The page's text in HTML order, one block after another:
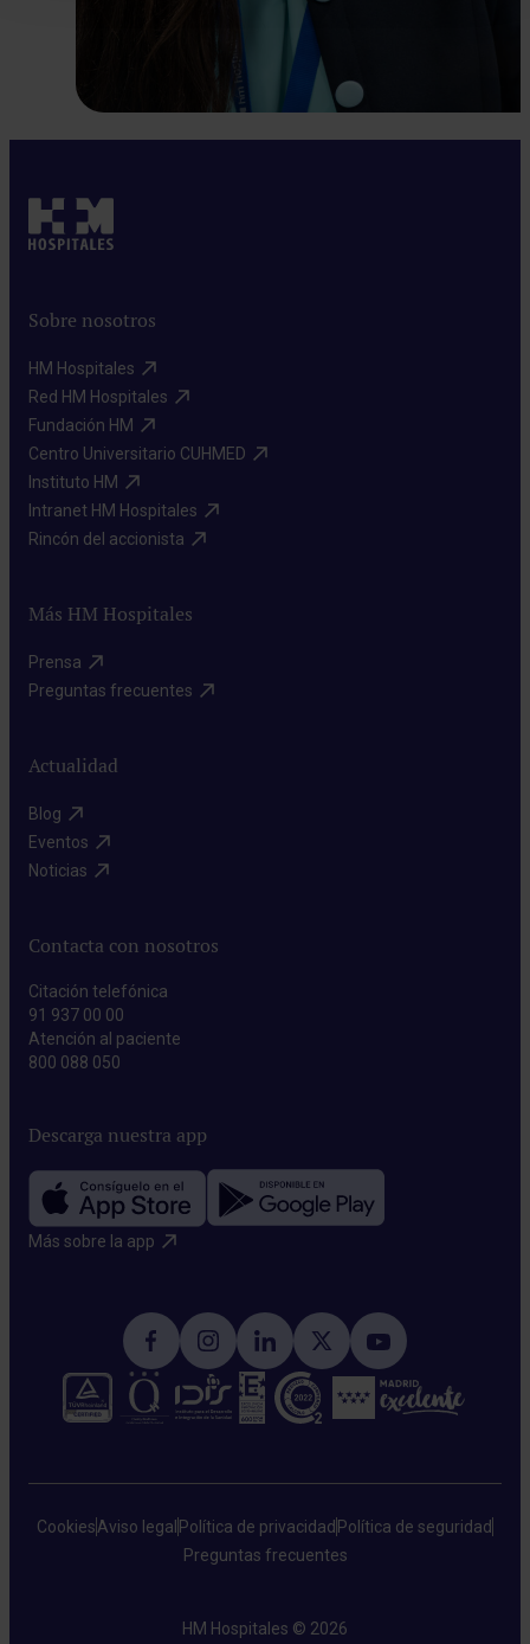
Sobre nosotros
HM Hospitales​
Red HM Hospitales​
Fundación HM​
Centro Universitario CUHMED​
Instituto HM​
Intranet HM Hospitales​
Rincón del accionista​
Más HM Hospitales
Prensa​
Preguntas frecuentes​
Actualidad
Blog​
Eventos​
Noticias​
Contacta con nosotros
Citación telefónica
91 937 00 00
Atención al paciente
800 088 050
Descarga nuestra app
Más sobre la app​
CookiesAviso legal Política de privacidad Política de seguridad
Preguntas frecuentes
HM Hospitales © 2026